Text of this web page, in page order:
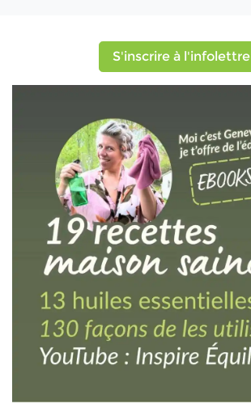
S'inscrire à l'infolettre